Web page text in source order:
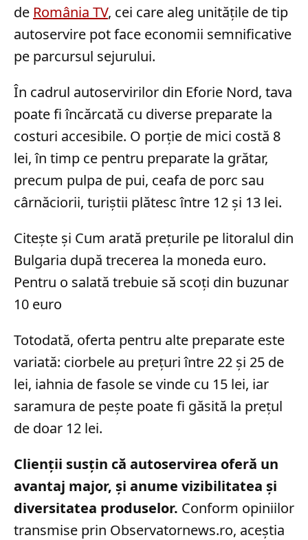
de România TV, cei care aleg unitățile de tip
autoservire pot face economii semnificative
pe parcursul sejurului.
În cadrul autoservirilor din Eforie Nord, tava
poate fi încărcată cu diverse preparate la
costuri accesibile. O porție de mici costă 8
lei, în timp ce pentru preparate la grătar,
precum pulpa de pui, ceafa de porc sau
cârnăciorii, turiștii plătesc între 12 și 13 lei.
Citește și Cum arată prețurile pe litoralul din
Bulgaria după trecerea la moneda euro.
Pentru o salată trebuie să scoți din buzunar
10 euro
Totodată, oferta pentru alte preparate este
variată: ciorbele au prețuri între 22 și 25 de
lei, iahnia de fasole se vinde cu 15 lei, iar
saramura de pește poate fi găsită la prețul
de doar 12 lei.
Clienții susțin că autoservirea oferă un
avantaj major, și anume vizibilitatea și
diversitatea produselor. Conform opiniilor
transmise prin Observatornews.ro, aceștia